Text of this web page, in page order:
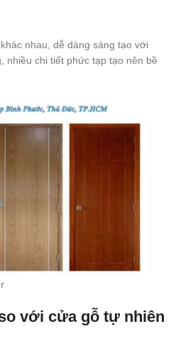
nhau, dễ dàng sáng tạo với
nhiều chi tiết phức tạp tạo nên bề
với cửa gỗ tự nhiên